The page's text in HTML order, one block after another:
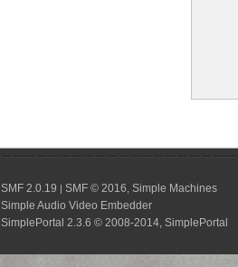
SMF 2.0.19 | SMF © 2016 Simple Machines
Simple Audio Video Embedder
SimplePortal 2.3.6 © 2008-2014, SimplePortal